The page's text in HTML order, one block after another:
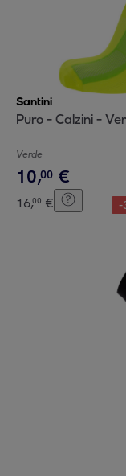
Santini
Puro - Calzini -
Verde
10,00 €
16,00 € -